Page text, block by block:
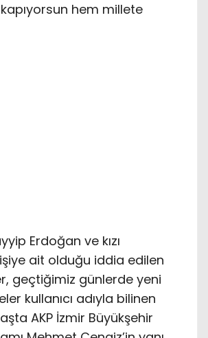
hem millete
Erdoğan ve kızı
ait olduğu iddia edilen
geçtiğimiz günlerde yeni
kullanıcı adıyla bilinen
AKP İzmir Büyükşehir